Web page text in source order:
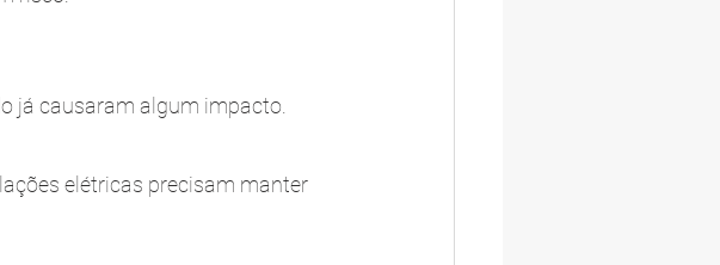
já causaram algum impacto.
elétricas precisam manter